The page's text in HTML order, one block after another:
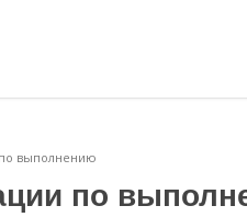
выполнению
по